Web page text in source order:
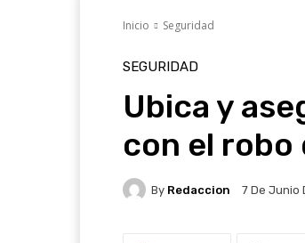
Inicio Seguridad
SEGURIDAD
Ubica y
con el
By Redaccion 7 De Junio